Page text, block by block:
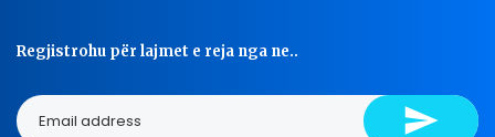
Regjistrohu për lajmet e reja nga ne..